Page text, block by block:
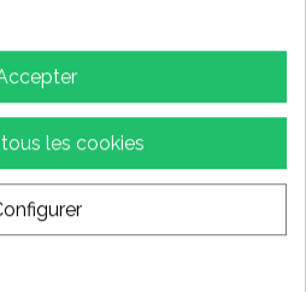
Rallonge (extension)
(1)
les cookies